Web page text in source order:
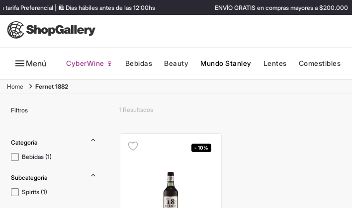
Preferencial | 🛍️ Días hábiles antes de las 12:00hs ENVÍO GRATIS en compras mayores a $200.000
Menú CyberWine 🍷 Bebidas Beauty Mundo Stanley Lentes Comestibles
Fernet 1882
Filtros 1
Bebidas (1)
Spirits (1)
- 10%